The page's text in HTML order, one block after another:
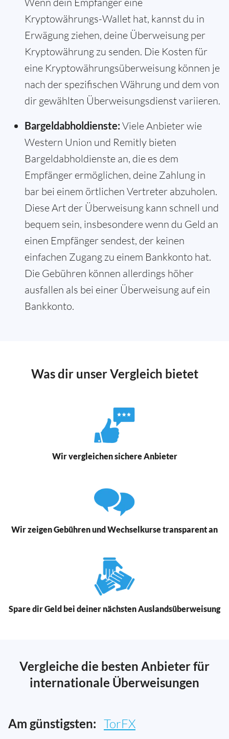
Kryptowährungs-Wallet hat, kannst du in
Erwägung ziehen, deine Überweisung per
Kryptowährung zu senden. Die Kosten für
eine Kryptowährungsüberweisung können je
nach der spezifischen Währung und dem von
dir gewählten Überweisungsdienst variieren.
Bargeldabholdienste: Viele Anbieter wie
Western Union und Remitly bieten
Bargeldabholdienste an, die es dem
Empfänger ermöglichen, deine Zahlung in
bar bei einem örtlichen Vertreter abzuholen.
Diese Art der Überweisung kann schnell und
bequem sein, insbesondere wenn du Geld an
einen Empfänger sendest, der keinen
einfachen Zugang zu einem Bankkonto hat.
Die Gebühren können allerdings höher
ausfallen als bei einer Überweisung auf ein
Bankkonto.
Was dir unser Vergleich bietet
Wir vergleichen sichere Anbieter
Wir zeigen Gebühren und Wechselkurse transparent an
Spare dir Geld bei deiner nächsten Auslandsüberweisung
Vergleiche die besten Anbieter für
internationale Überweisungen
Am günstigsten: TorFX